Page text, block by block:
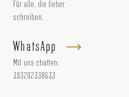
Für alle, die lieber
schreiben.
WhatsApp
Mit uns chatten:
393202338633